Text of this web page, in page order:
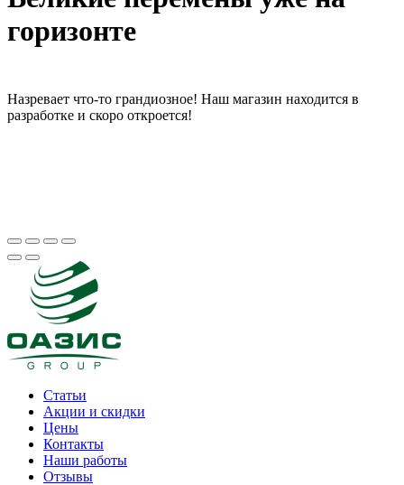
горизонте
Назревает что-то грандиозное! Наш магазин находится в
разработке и скоро откроется!
Статьи
Акции и скидки
Цены
Контакты
Наши работы
Отзывы